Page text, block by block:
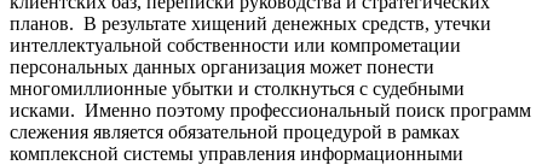
планов. В результате хищений денежных средств, утечки
интеллектуальной собственности или компрометации
персональных данных организация может понести
многомиллионные убытки и столкнуться с судебными
исками. Именно поэтому профессиональный поиск программ
слежения является обязательной процедурой в рамках
комплексной системы управления информационными